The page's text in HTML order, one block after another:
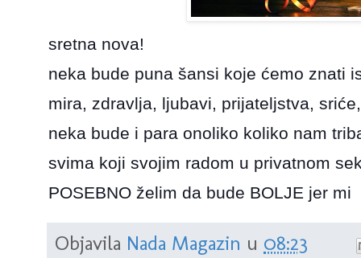
sretna nova!
neka bude puna šansi koje ćemo znati
mira, zdravlja, ljubavi, prijateljstva,
neka bude i para onoliko koliko nam
svima koji svojim radom u privatnom
POSEBNO želim da bude BOLJE jer mi
Objavila Nada Magazin u 08:23